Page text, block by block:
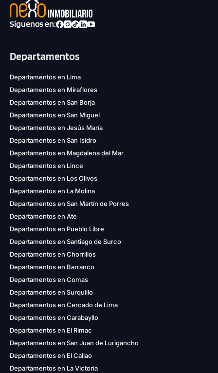
Síguenos en:
Departamentos
Departamentos en Lima
Departamentos en Miraflores
Departamentos en San Borja
Departamentos en San Miguel
Departamentos en Jesús María
Departamentos en San Isidro
Departamentos en Magdalena del Mar
Departamentos en Lince
Departamentos en Los Olivos
Departamentos en La Molina
Departamentos en San Martín de Porres
Departamentos en Ate
Departamentos en Pueblo Libre
Departamentos en Santiago de Surco
Departamentos en Chorrillos
Departamentos en Barranco
Departamentos en Comas
Departamentos en Surquillo
Departamentos en Cercado de Lima
Departamentos en Carabayllo
Departamentos en El Rimac
Departamentos en San Juan de Lurigancho
Departamentos en El Callao
Departamentos en La Victoria